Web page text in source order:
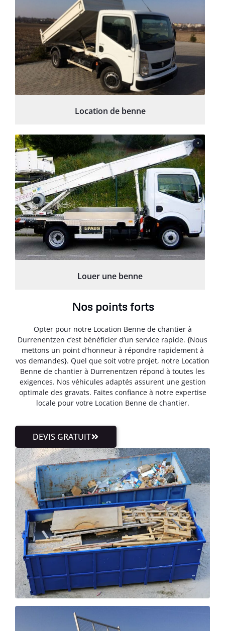
Location de benne
Louer une benne
Nos points forts
Opter pour notre Location Benne de chantier à
Durrenentzen c’est bénéficier d’un service rapide. {Nous
mettons un point d’honneur à répondre rapidement à
vos demandes}. Quel que soit votre projet, notre Location
Benne de chantier à Durrenentzen répond à toutes les
exigences. Nos véhicules adaptés assurent une gestion
optimale des gravats. Faites confiance à notre expertise
locale pour votre Location Benne de chantier.
DEVIS GRATUIT